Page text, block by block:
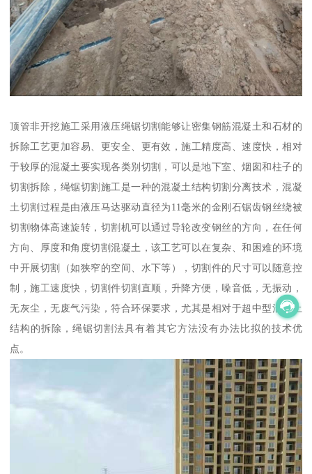
顶管非开挖施工采用液压绳锯切割能够让密集钢筋混凝土和石材的
拆除工艺更加容易、更安全、更有效，施工精度高、速度快，相对
于较厚的混凝土要实现各类别切割，可以是地下室、烟囱和柱子的
切割拆除，绳锯切割施工是一种的混凝土结构切割分离技术，混凝
土切割过程是由液压马达驱动直径为11毫米的金刚石锯齿钢丝绕被
切割物体高速旋转，切割机可以通过导轮改变钢丝的方向，在任何
方向、厚度和角度切割混凝土，该工艺可以在复杂、和困难的环境
中开展切割（如狭窄的空间、水下等），切割件的尺寸可以随意控
制，施工速度快，切割件切割直顺，升降方便，噪音低，无振动，
无灰尘，无废气污染，符合环保要求，尤其是相对于超中型混凝土
结构的拆除，绳锯切割法具有着其它方法没有办法比拟的技术优
点。